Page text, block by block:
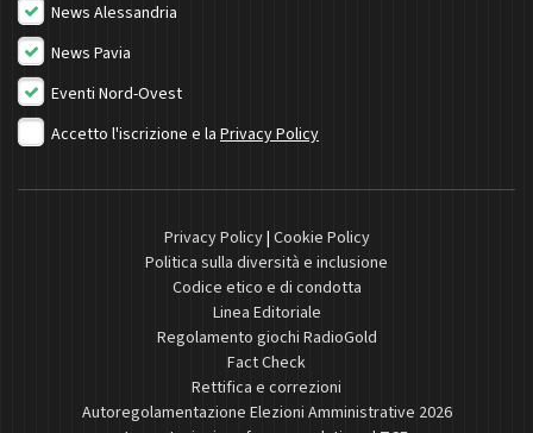
News Alessandria
News Pavia
Eventi Nord-Ovest
Accetto l'iscrizione e la Privacy Policy
Privacy Policy| Cookie Policy
Politica sulla diversità e inclusione
Codice etico e di condotta
Linea Editoriale
Regolamento giochi RadioGold
Fact Check
Rettifica e correzioni
Autoregolamentazione Elezioni Amministrative 2026